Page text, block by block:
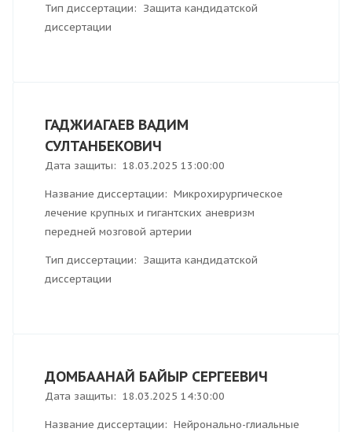
Тип диссертации: Защита кандидатской
диссертации
ГАДЖИАГАЕВ ВАДИМ
СУЛТАНБЕКОВИЧ
Дата защиты: 18.03.2025 13:00:00
Название диссертации: Микрохирургическое
лечение крупных и гигантских аневризм
передней мозговой артерии
Тип диссертации: Защита кандидатской
диссертации
ДОМБААНАЙ БАЙЫР СЕРГЕЕВИЧ
Дата защиты: 18.03.2025 14:30:00
Название диссертации: Нейронально-глиальные